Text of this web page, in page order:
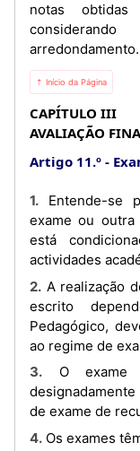
notas obtidas
arredondamento.
⇡ Início da Página
CAPÍTULO III
AVALIAÇÃO
Artigo 11.º
1. Entende-se por avaliação final da disciplina o
exame ou outra
está
actividades
2. A realização de avaliação final diferente de exame
escrito
Pedagógico,
ao regime de
3. O exame é realizado em três épocas,
de exame de
4. Os exames